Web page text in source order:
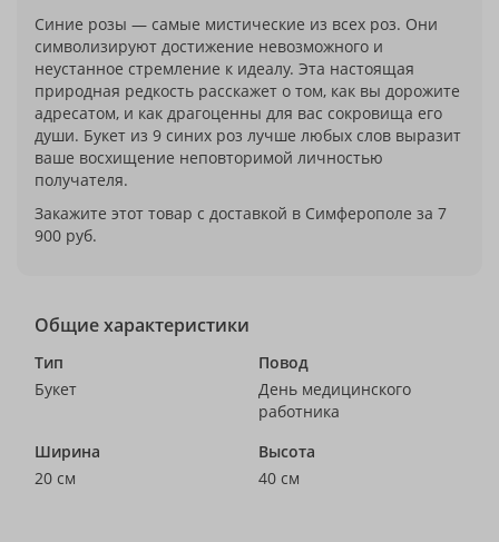
Синие розы — самые мистические из всех роз. Они
символизируют достижение невозможного и
неустанное стремление к идеалу. Эта настоящая
природная редкость расскажет о том, как вы дорожите
адресатом, и как драгоценны для вас сокровища его
души. Букет из 9 синих роз лучше любых слов выразит
ваше восхищение неповторимой личностью
получателя.
Закажите этот товар с доставкой в Симферополе за 7
900 руб.
Общие характеристики
Тип
Букет
Повод
День медицинского
работника
Ширина
20 см
Высота
40 см